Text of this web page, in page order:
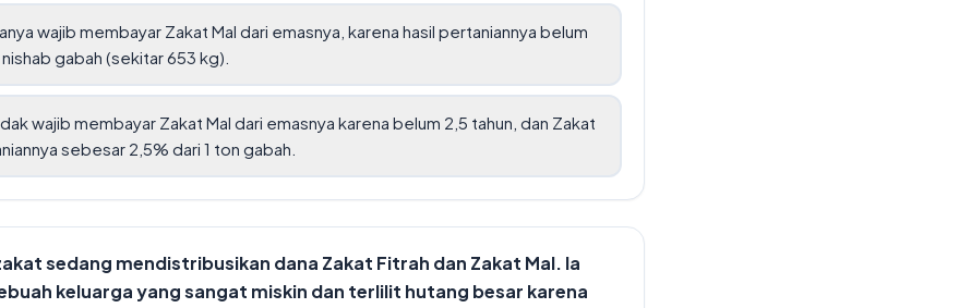
wajib membayar Zakat Mal dari emasnya, karena hasil pertaniannya belum
gabah (sekitar 653 kg).
wajib membayar Zakat Mal dari emasnya karena belum 2,5 tahun, dan Zakat
sebesar 2,5% dari 1 ton gabah.
sedang mendistribusikan dana Zakat Fitrah dan Zakat Mal. Ia
keluarga yang sangat miskin dan terlilit hutang besar karena